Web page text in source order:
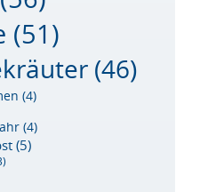
(51)
(46)
(4)
(4)
(5)